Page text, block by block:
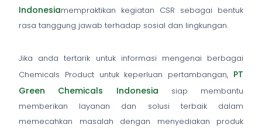
Indonesiamempraktikan kegiatan CSR sebagai bentuk
rasa tanggung jawab terhadap sosial dan lingkungan.
Jika anda tertarik untuk informasi mengenai berbagai
Chemicals Product untuk keperluan pertambangan, PT
Green Chemicals Indonesia siap membantu
memberikan layanan dan solusi terbaik dalam
memecahkan masalah dengan menyediakan produk